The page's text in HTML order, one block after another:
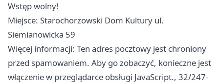
Wstęp wolny!
Miejsce: Starochorzowski Dom Kultury ul.
Siemianowicka 59
Więcej informacji: Ten adres pocztowy jest chroniony
przed spamowaniem. Aby go zobaczyć, konieczne jest
włączenie w przeglądarce obsługi JavaScript., 32/247-